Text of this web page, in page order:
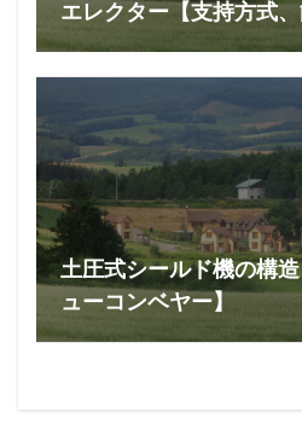
エレクター【支持方式
土圧式シールド機の構
ューコンベヤー】